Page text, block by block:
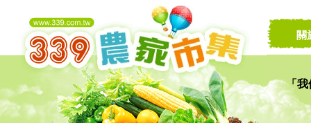
「我
讓
關